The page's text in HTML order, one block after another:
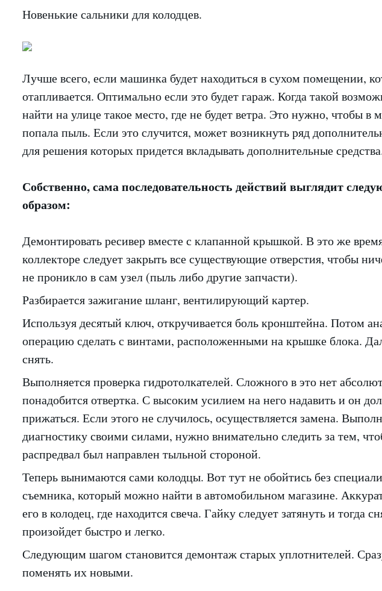
Новенькие сальники для колодцев.
Лучше всего, если машинка будет находиться в сухом помещении,
отапливается. Оптимально если это будет гараж. Когда такой
найти на улице такое место, где не будет ветра. Это нужно, чтобы в
попала пыль. Если это случится, может возникнуть ряд
для решения которых придется вкладывать дополнительные
Собственно, сама последовательность действий выглядит
образом:
Демонтировать ресивер вместе с клапанной крышкой. В это же
коллекторе следует закрыть все существующие отверстия, чтобы
не проникло в сам узел (пыль либо другие запчасти).
Разбирается зажигание шланг, вентилирующий картер.
Используя десятый ключ, откручивается боль кронштейна. Потом
операцию сделать с винтами, расположенными на крышке блока.
снять.
Выполняется проверка гидротолкателей. Сложного в это нет
понадобится отвертка. С высоким усилием на него надавить и он
прижаться. Если этого не случилось, осуществляется замена.
диагностику своими силами, нужно внимательно следить за тем,
распредвал был направлен тыльной стороной.
Теперь вынимаются сами колодцы. Вот тут не обойтись без
съемника, который можно найти в автомобильном магазине.
его в колодец, где находится свеча. Гайку следует затянуть и тогда
произойдет быстро и легко.
Следующим шагом становится демонтаж старых уплотнителей.
поменять их новыми.